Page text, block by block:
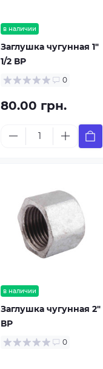
в наличии
Заглушка чугунная 1"
1/2 ВР
0
80.00 грн.
в наличии
Заглушка чугунная 2"
ВР
0